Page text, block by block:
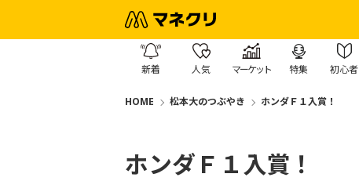
新着 人気 マーケット 特集 初心者
HOME 松本大のつぶやき ホンダＦ１入賞！
ホンダＦ１入賞！